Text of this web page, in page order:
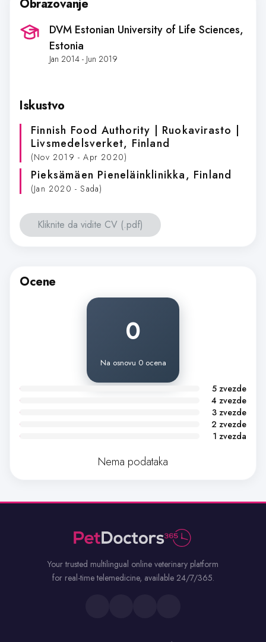
Obrazovanje
DVM Estonian University of Life Sciences,
Estonia
Jan 2014 - Jun 2019
Iskustvo
Finnish Food Authority | Ruokavirasto |
Livsmedelsverket, Finland
(Nov 2019 - Apr 2020)
Pieksämäen Pieneläinklinikka, Finland
(Jan 2020 - Sada)
Kliknite da vidite CV (.pdf)
Ocene
0
Na osnovu 0 ocena
5 zvezde
4 zvezde
3 zvezde
2 zvezde
1 zvezda
Nema podataka
Your trusted multilingual online veterinary platform
for real-time telemedicine, available 24/7/365.